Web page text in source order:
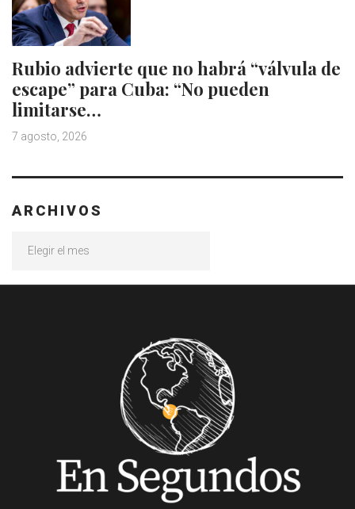
Rubio advierte que no habrá “válvula de
escape” para Cuba: “No pueden
limitarse…
7 agosto, 2026
ARCHIVOS